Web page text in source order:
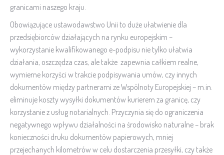
granicami naszego kraju.
Obowiązujące ustawodawstwo Unii to duże ułatwienie dla
przedsiębiorców działających na rynku europejskim –
wykorzystanie kwalifikowanego e-podpisu nie tylko ułatwia
działania, oszczędza czas, ale także zapewnia całkiem realne,
wymierne korzyści w trakcie podpisywania umów, czy innych
dokumentów między partnerami ze Wspólnoty Europejskiej – m.in.
eliminuje koszty wysyłki dokumentów kurierem za granicę, czy
korzystanie z usług notarialnych. Przyczynia się do ograniczenia
negatywnego wpływu działalności na środowisko naturalne – brak
konieczności druku dokumentów papierowych, mniej
przejechanych kilometrów w celu dostarczenia przesyłki, czy także